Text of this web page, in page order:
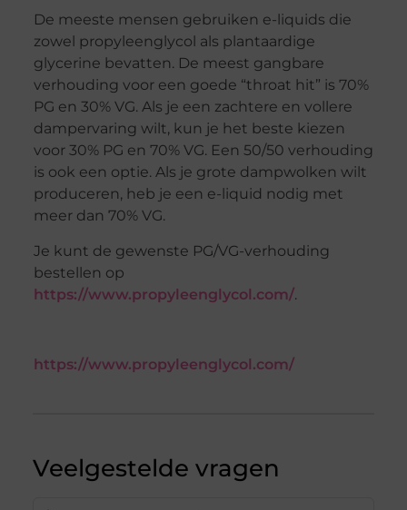
De meeste mensen gebruiken e-liquids die
zowel propyleenglycol als plantaardige
glycerine bevatten. De meest gangbare
verhouding voor een goede “throat hit” is 70%
PG en 30% VG. Als je een zachtere en vollere
dampervaring wilt, kun je het beste kiezen
voor 30% PG en 70% VG. Een 50/50 verhouding
is ook een optie. Als je grote dampwolken wilt
produceren, heb je een e-liquid nodig met
meer dan 70% VG.
Je kunt de gewenste PG/VG-verhouding
bestellen op
https://www.propyleenglycol.com/.
https://www.propyleenglycol.com/
Veelgestelde vragen